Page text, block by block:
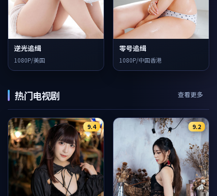
逆光追缉
1080P/美国
零号追缉
1080P/中国香港
热门电视剧 查看更多
9.4 9.2